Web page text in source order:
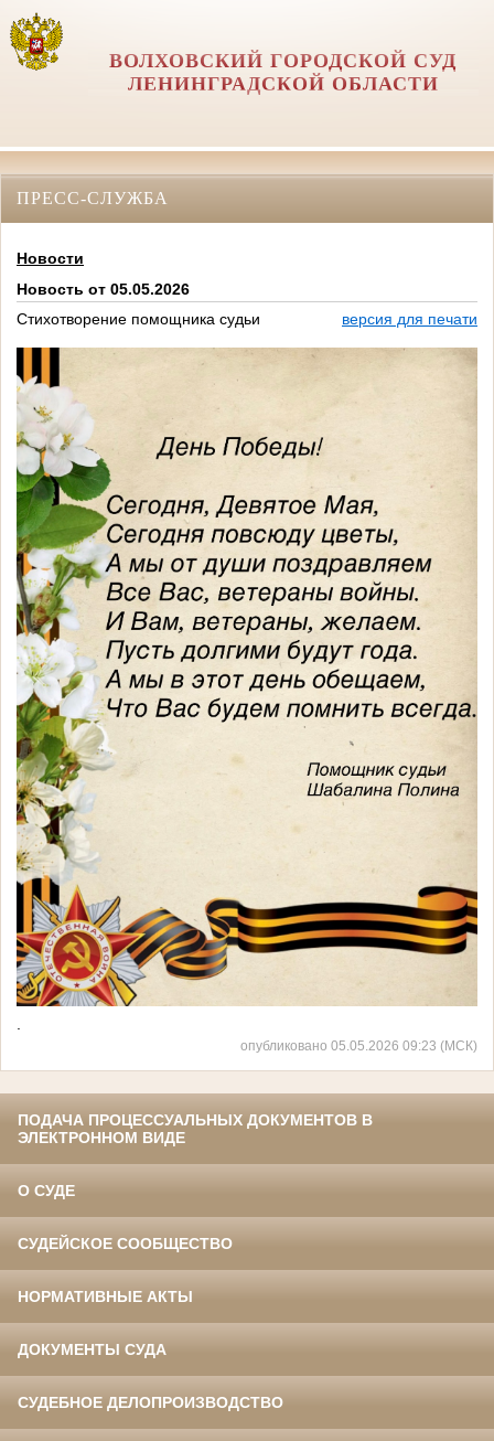
ВОЛХОВСКИЙ ГОРОДСКОЙ СУД
ЛЕНИНГРАДСКОЙ ОБЛАСТИ
ПРЕСС-СЛУЖБА
Новости
Новость от 05.05.2026
Стихотворение помощника судьи
версия для печати
опубликовано 05.05.2026 09:23 (МСК)
ПОДАЧА ПРОЦЕССУАЛЬНЫХ ДОКУМЕНТОВ В
ЭЛЕКТРОННОМ ВИДЕ
О СУДЕ
СУДЕЙСКОЕ СООБЩЕСТВО
НОРМАТИВНЫЕ АКТЫ
ДОКУМЕНТЫ СУДА
СУДЕБНОЕ ДЕЛОПРОИЗВОДСТВО